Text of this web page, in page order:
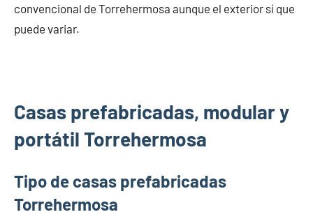
convencional de Torrehermosa aunque el exterior sí que
puede variar.
Casas prefabricadas, modular y
portátil Torrehermosa
Tipo de casas prefabricadas
Torrehermosa